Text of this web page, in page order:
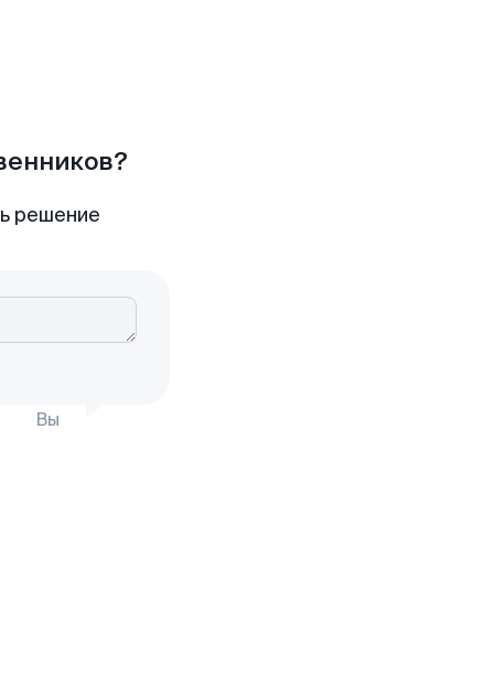
решение
Вы